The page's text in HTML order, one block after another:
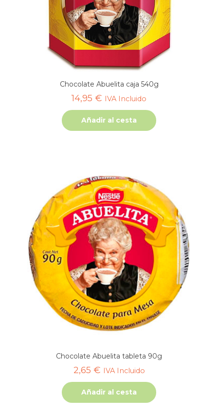
Chocolate Abuelita caja 540g
14,95 € IVA Incluido
Añadir al cesta
Chocolate Abuelita tableta 90g
2,65 € IVA Incluido
Añadir al cesta